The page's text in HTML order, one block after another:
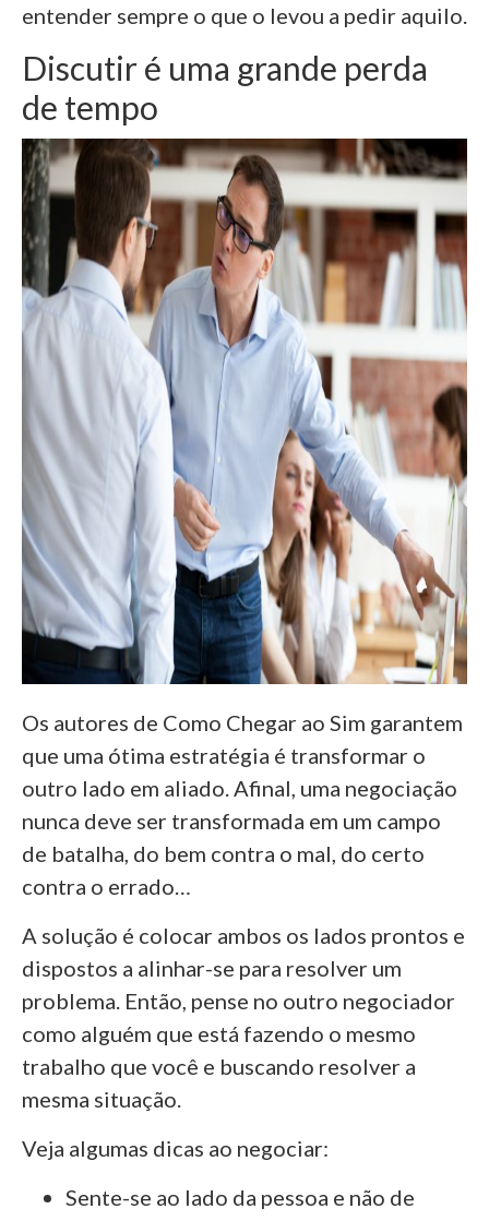
entender sempre o que o levou a pedir aquilo.
Discutir é uma grande perda
de tempo
Os autores de Como Chegar ao Sim garantem
que uma ótima estratégia é transformar o
outro lado em aliado. Afinal, uma negociação
nunca deve ser transformada em um campo
de batalha, do bem contra o mal, do certo
contra o errado…
A solução é colocar ambos os lados prontos e
dispostos a alinhar-se para resolver um
problema. Então, pense no outro negociador
como alguém que está fazendo o mesmo
trabalho que você e buscando resolver a
mesma situação.
Veja algumas dicas ao negociar:
Sente-se ao lado da pessoa e não de